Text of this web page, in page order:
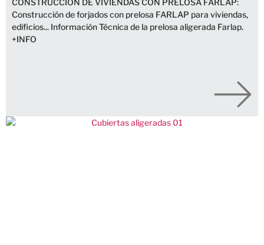
Construcción de forjados con prelosa FARLAP para viviendas,
edificios... Información Técnica de la prelosa aligerada Farlap.
+INFO